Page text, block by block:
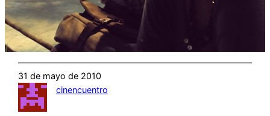
31 de mayo de 2010
cinencuentro